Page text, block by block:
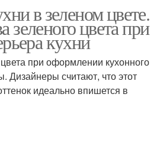
в зеленом цвете.
цвета при
кухни
при оформлении кухонного
Дизайнеры считают, что этот
идеально впишется в